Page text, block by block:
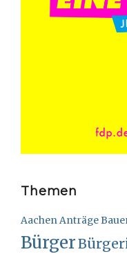
Themen
AachenAnträge
Bürger